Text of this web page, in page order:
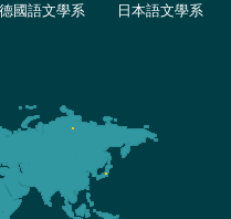
德國語文學系 日本語文學系